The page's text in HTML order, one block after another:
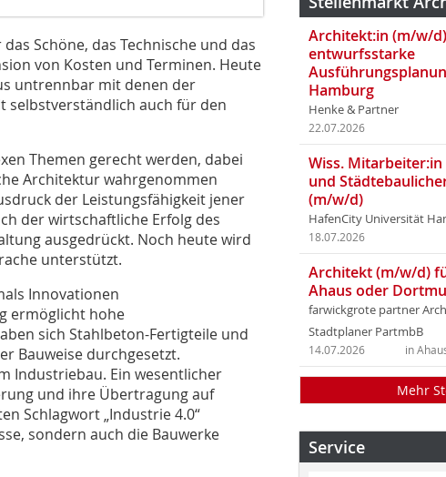
Schöne, das Technische und das
von Kosten und Terminen. Heute
untrennbar mit denen der
selbstverständlich auch für den
Themen gerecht werden, dabei
Architektur wahrgenommen
der Leistungsfähigkeit jener
der wirtschaftliche Erfolg des
ausgedrückt. Noch heute wird
unterstützt.
Innovationen
ermöglicht hohe
sich Stahlbeton-Fertigteile und
Bauweise durchgesetzt.
Industriebau. Ein wesentlicher
und ihre Übertragung auf
Schlagwort „Industrie 4.0“
sondern auch die Bauwerke
Architekt:in (m/w/
entwurfsstarke
Hamburg
Henke & Partner
22.07.2026
Wiss.
und
(m/w/d)
HafenCity Universität
18.07.2026
Architekt (m/w/d)
Ahaus oder
farwickgrote partner
Stadtplaner PartmbB
in
14.07.2026
Mehr
Service